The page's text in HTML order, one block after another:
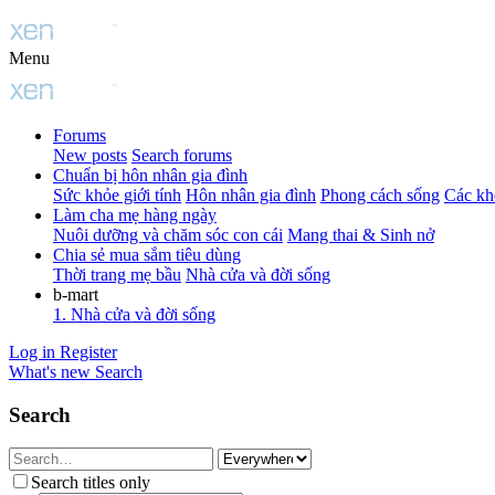
Menu
Forums
New posts Search forums
Chuẩn bị hôn nhân gia đình
Sức khỏe giới tính Hôn nhân gia đình Phong cách sống Các
Làm cha mẹ hàng ngày
Nuôi dưỡng và chăm sóc con cái Mang thai & Sinh nở
Chia sẻ mua sắm tiêu dùng
Thời trang mẹ bầu Nhà cửa và đời sống
b-mart
1. Nhà cửa và đời sống
Log in Register
What's new Search
Search
Search titles only